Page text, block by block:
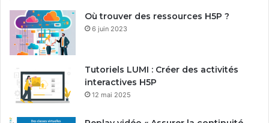
Où trouver des ressources H5P ?
6 juin 2023
Tutoriels LUMI : Créer des activités
interactives H5P
12 mai 2025